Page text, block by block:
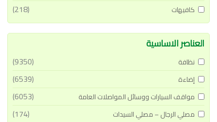
كافيهات (218)
العناصر الاساسية
نظافة (9350)
إضاءة (6539)
مواقف السيارات ووسائل المواصلات العامة (6053)
مصلي الرجال – مصلي السيدات (174)